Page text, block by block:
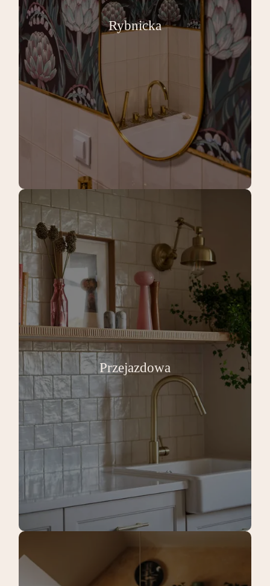
Rybnicka
Przejazdowa